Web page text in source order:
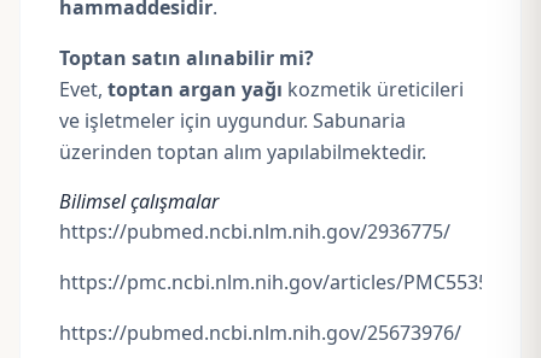
hammaddesidir.
Toptan satın alınabilir mi?
Evet, toptan argan yağı kozmetik üreticileri
ve işletmeler için uygundur. Sabunaria
üzerinden toptan alım yapılabilmektedir.
Bilimsel çalışmalar
https://pubmed.ncbi.nlm.nih.gov/2936775/
https://pmc.ncbi.nlm.nih.gov/articles/PMC5535876/
https://pubmed.ncbi.nlm.nih.gov/25673976/